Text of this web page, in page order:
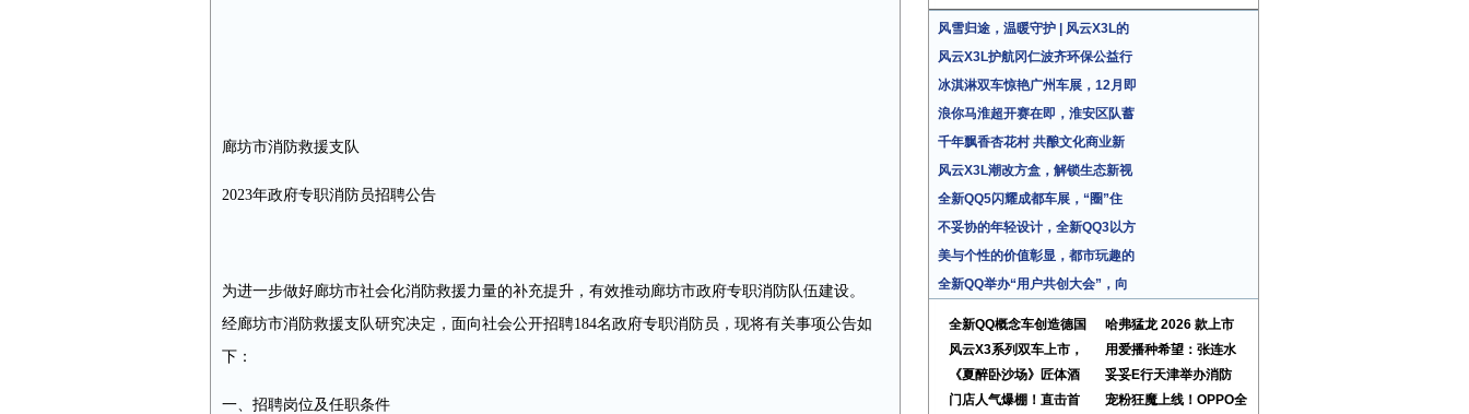
廊坊市消防救援支队
2023年政府专职消防员招聘公告
为进一步做好廊坊市社会化消防救援力量的补充提升，有效推动廊坊市政府专职消防队伍建设。
经廊坊市消防救援支队研究决定，面向社会公开招聘184名政府专职消防员，现将有关事项公告如
下：
一、招聘岗位及任职条件
风雪归途，温暖守护 | 风云X3L的
风云X3L护航冈仁波齐环保公益行
冰淇淋双车惊艳广州车展，12月即
浪你马淮超开赛在即，淮安区队蓄
千年飘香杏花村 共酿文化商业新
风云X3L潮改方盒，解锁生态新视
全新QQ5闪耀成都车展，“圈”住
不妥协的年轻设计，全新QQ3以方
美与个性的价值彰显，都市玩趣的
全新QQ举办“用户共创大会”，向
全新QQ概念车创造德国
哈弗猛龙 2026 款上市
风云X3系列双车上市，
用爱播种希望：张连水
《夏醉卧沙场》匠体酒
妥妥E行天津举办消防
门店人气爆棚！直击首
宠粉狂魔上线！OPPO全